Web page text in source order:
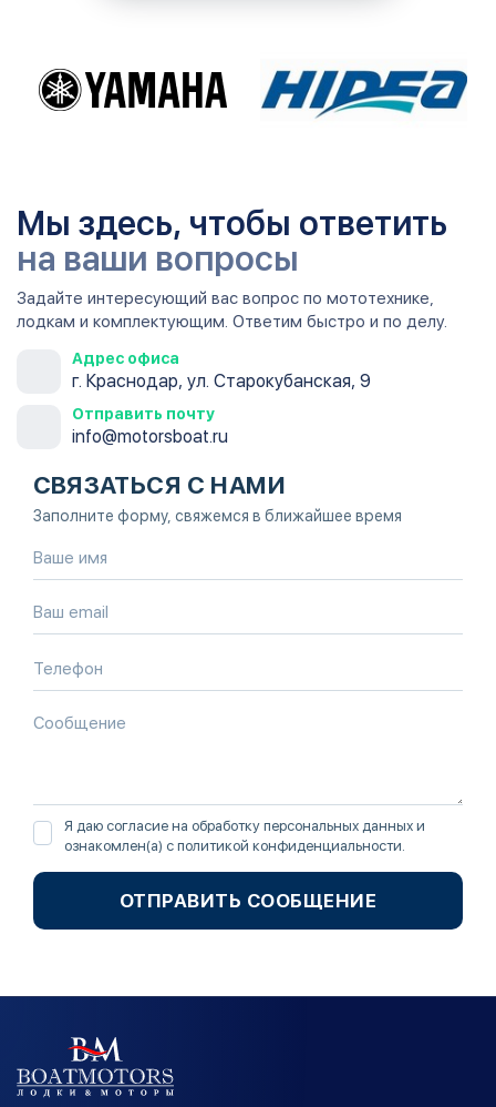
Мы здесь, чтобы ответить
на ваши вопросы
Задайте интересующий вас вопрос по мототехнике,
лодкам и комплектующим. Ответим быстро и по делу.
Адрес офиса
г. Краснодар, ул. Старокубанская, 9
Отправить почту
info@motorsboat.ru
СВЯЗАТЬСЯ С НАМИ
Заполните форму, свяжемся в ближайшее время
Я даю согласие на обработку персональных данных и
ознакомлен(а) с политикой конфиденциальности
ОТПРАВИТЬ СООБЩЕНИЕ